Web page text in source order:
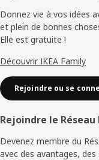
de
page
Donnez vie à vos idées
et plein de bonnes
Elle est gratuite !
Découvrir IKEA Family
Rejoindre ou se
Rejoindre le Réseau
Devenez membre du
avec des avantages,